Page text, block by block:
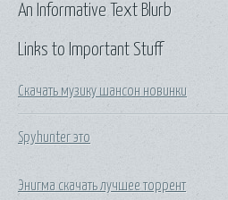
Links to Important Stuff
Скачать музику шансон новинки
Spyhunter это
Энигма скачать лучшее торрент
An Informative Text Blurb